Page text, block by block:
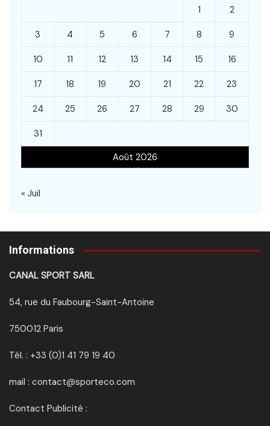
Août 2026
1 2
3 4 5 6 7 8 9
10 11 12 13 14 15 16
17 18 19 20 21 22 23
24 25 26 27 28 29 30
31
« Juil
Informations
CANAL SPORT SARL
54, rue du Faubourg-Saint-Antoine
750012 Paris
Tél. : +33 (0)1 41 79 19 40
mail : contact@sporteco.com
Contact Publicité :